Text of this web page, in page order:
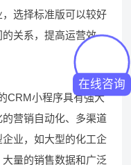
选择标准版可以较好
关系，提高运营效
CRM小程序具有强大
营销自动化、多渠道
业，如大型的化工企
量的销售数据和广泛
在线咨询